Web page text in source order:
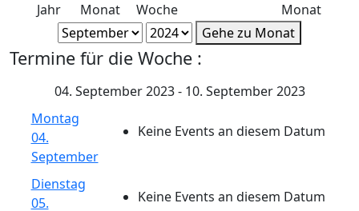
Jahr
Monat
Woche
Monat
Gehe zu Monat
Termine für die Woche :
04. September 2023 - 10. September 2023
Montag
04.
September
Keine Events an diesem Datum
Dienstag
05.
Keine Events an diesem Datum